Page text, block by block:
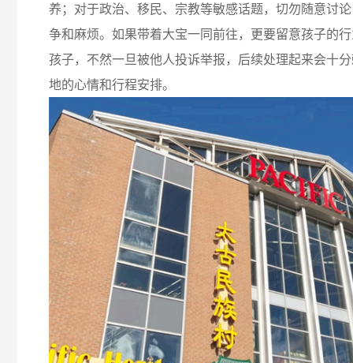
养；对于政治、移民、宗教等敏感话题，切勿随意讨
争和麻烦。如果带着大宝一同前往，更要留意孩子的
孩子，不然一旦被他人投诉举报，后续处理起来会十
地的心情和行程安排。